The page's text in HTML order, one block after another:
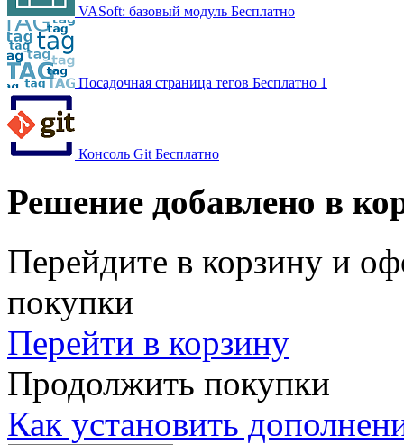
VASoft: базовый модуль Бесплатно
Посадочная страница тегов Бесплатно 1
Консоль Git Бесплатно
Решение добавлено в
Перейдите в корзину и
покупки
Перейти в корзину
Продолжить покупки
Как установить